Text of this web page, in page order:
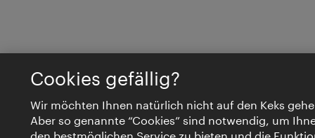
Cookies gefällig?
Wir möchten Ihnen natürlich nicht auf den Keks
Aber so genannte “Cookies” sind notwendig, um